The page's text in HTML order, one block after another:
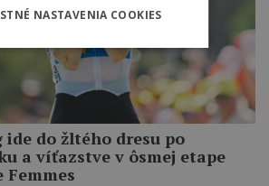
do žltého dresu po
a víťazstve v ôsmej etape
Femmes
NASTAVENIA COOKIES